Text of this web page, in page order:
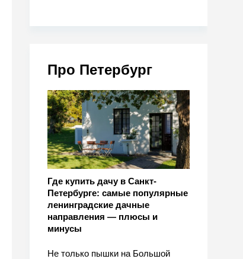
Про Петербург
Где купить дачу в Санкт-
Петербурге: самые популярные
ленинградские дачные
направления — плюсы и
минусы
Не только пышки на Большой